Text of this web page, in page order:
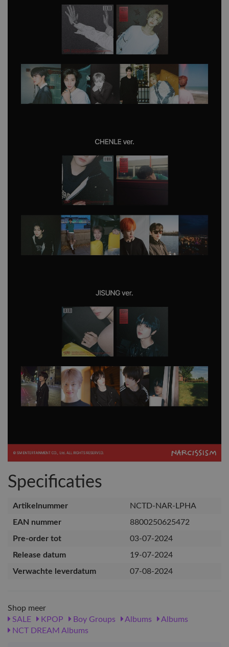
Specificaties
Artikelnummer
NCTD-NAR-LPHA
EAN nummer
8800250625472
Pre-order tot
03-07-2024
Release datum
19-07-2024
Verwachte leverdatum
07-08-2024
Shop meer
SALE
KPOP Boy Groups Albums
Albums
NCT DREAM Albums